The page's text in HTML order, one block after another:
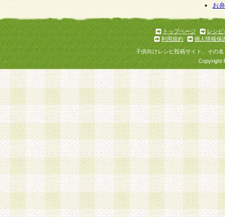
お
トップページ
レシピ
利用規約
個人情報保
子供向けレシピ投稿サイト、その
Copyright